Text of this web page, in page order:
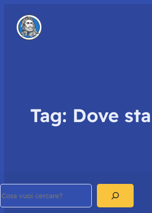
Tag: Dove